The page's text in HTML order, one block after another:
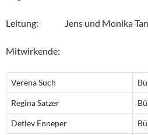
Leitung: Jens und Monika
Mitwirkende:
Verena Such
Regina Satzer
Detlev Enneper